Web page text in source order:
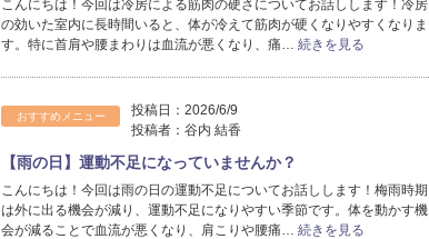
こんにちは！今回は冷房による筋肉の硬さについてお話しします！冷房
の効いた室内に長時間いると、体が冷えて筋肉が硬くなりやすくなりま
す。特に首肩や腰まわりは血流が悪くなり、痛… 続きを見る
おすすめメニュー 投稿日： 2026/6/9
投稿者： 谷内 結香
【雨の日】運動不足になっていませんか？
こんにちは！今回は雨の日の運動不足についてお話しします！梅雨時期
は外に出る機会が減り、運動不足になりやすい季節です。体を動かす機
会が減ることで血流が悪くなり、肩こりや腰痛… 続きを見る